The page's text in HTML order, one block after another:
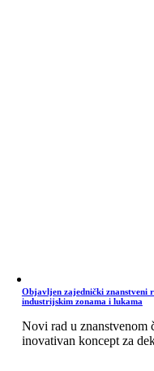
Objavljen zajednički znanstveni
industrijskim zonama i lukama
Novi rad u znanstvenom
inovativan koncept za